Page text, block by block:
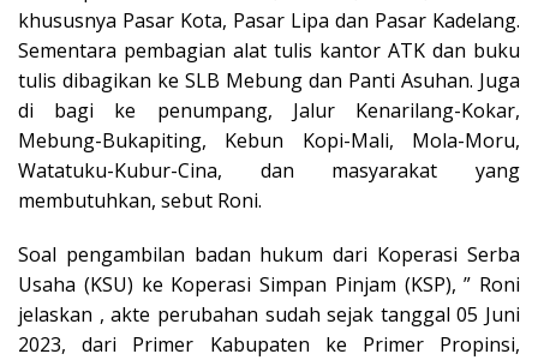
khususnya Pasar Kota, Pasar Lipa dan Pasar Kadelang.
Sementara pembagian alat tulis kantor ATK dan buku
tulis dibagikan ke SLB Mebung dan Panti Asuhan. Juga
di bagi ke penumpang, Jalur Kenarilang-Kokar,
Mebung-Bukapiting, Kebun Kopi-Mali, Mola-Moru,
Watatuku-Kubur-Cina, dan masyarakat yang
membutuhkan, sebut Roni.
Soal pengambilan badan hukum dari Koperasi Serba
Usaha (KSU) ke Koperasi Simpan Pinjam (KSP), ” Roni
jelaskan , akte perubahan sudah sejak tanggal 05 Juni
2023, dari Primer Kabupaten ke Primer Propinsi,